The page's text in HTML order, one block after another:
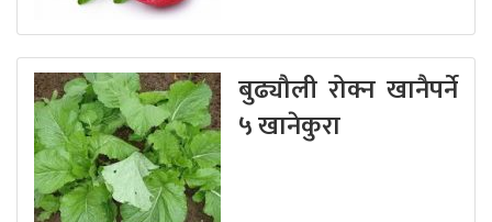
बुढ्यौली रोक्न खानैपर्ने
५ खानेकुरा